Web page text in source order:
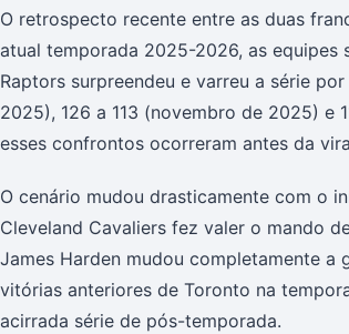
O retrospecto recente entre as duas
atual temporada 2025-2026, as equipes
Raptors surpreendeu e varreu a série
2025), 126 a 113 (novembro de 2025) e
esses confrontos ocorreram antes da
O cenário mudou drasticamente com o
Cleveland Cavaliers fez valer o mando
James Harden mudou completamente a
vitórias anteriores de Toronto na
acirrada série de pós-temporada.